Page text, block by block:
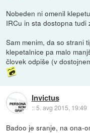
Nobeden ni omenil
IRCu in sta dostopna tudi
Sam menim, da so strani
klepetalnice pa malo
človek odpiše (v
Invictus
::5. avg 2015, 19:49
Badoo je sranje, na ona-